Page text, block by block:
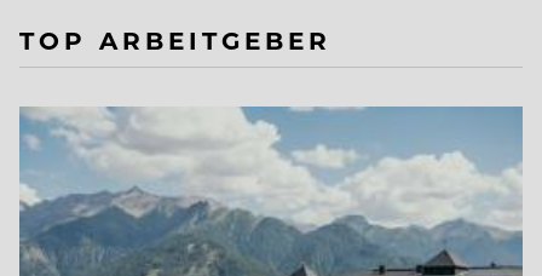
TOP ARBEITGEBER